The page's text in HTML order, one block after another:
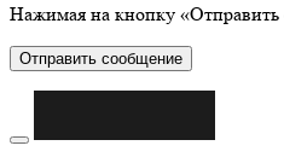
Нажимая на кнопку «Отправить
Отправить сообщение